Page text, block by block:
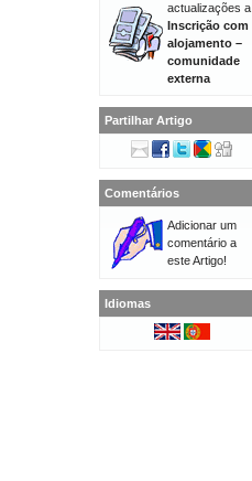
actualizações a
Inscrição com
alojamento –
comunidade
externa
Partilhar Artigo
Comentários
Adicionar um
comentário a
este Artigo!
Idiomas